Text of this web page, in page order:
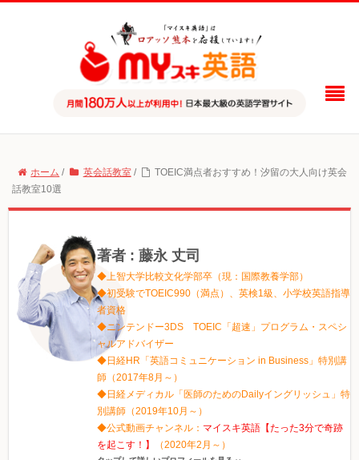
ホーム / 英会話教室 /
TOEIC満点者おすすめ！汐留の大人向け英会
話教室10選
著者 : 藤永 丈司
◆上智大学比較文化学部卒（現：国際教養学部）
◆初受験でTOEIC990（満点）、英検1級、小学校英語指導
者資格
◆ニンテンドー3DS TOEIC「超速」プログラム・スペシ
ャルアドバイザー
◆日経HR「英語コミュニケーション in Business」特別講
師（2017年8月～）
◆日経メディカル「医師のためのDailyイングリッシュ」特
別講師（2019年10月～）
◆公式動画チャンネル： マイスキ英語【たった3分で奇跡
を起こす！】
（2020年2月～）